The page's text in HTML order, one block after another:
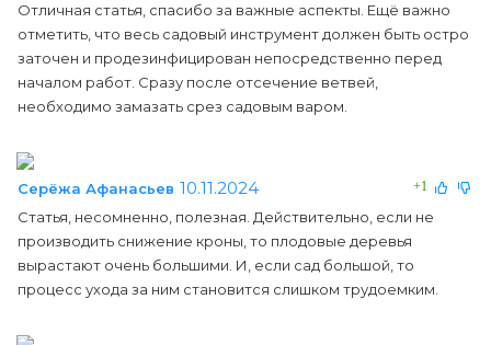
Отличная статья, спасибо за важные аспекты. Ещё важно
отметить, что весь садовый инструмент должен быть остро
заточен и продезинфицирован непосредственно перед
началом работ. Сразу после отсечение ветвей,
необходимо замазать срез садовым варом.
+1
Серёжа Афанасьев 10.11.2024
Статья, несомненно, полезная. Действительно, если не
производить снижение кроны, то плодовые деревья
вырастают очень большими. И, если сад большой, то
процесс ухода за ним становится слишком трудоемким.